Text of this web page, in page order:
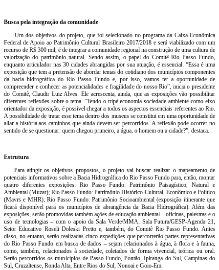
Busca pela integração da comunidade
Um dos objetivos do projeto, que foi selecionado no programa da Caixa Econômica
Federal de Apoio ao Patrimônio Cultural Brasileiro 2017/2018 e será viabilizado com um
recurso de R$ 300 mil, é de integrar a comunidade regional na construção de uma cultura de
valorização do patrimônio natural. Sendo assim, o papel do Comitê Rio Passo Fundo,
enquanto articulador nas 30 cidades abrangidas por sua atuação, é essencial. “Essa é uma
exposição que tem a pretensão de abordar temas do cotidiano dos municípios componentes
da bacia hidrográfica do Rio Passo Fundo e, por isso, vamos ter a oportunidade de
compreender e conhecer as potencialidades e fragilidade do nosso Rio”, inicia o presidente
do Comitê, Claudir Luiz Alves. Ele acrescenta, ainda, que as exposições vão possibilitar
diferentes reflexões sobre o tema. “Tendo o tripé economia-sociedade-ambiente como eixo
orientador da exposição, é possível chegar a todos os aspectos essenciais referentes ao Rio.
A possibilidade de tratar esse tema dentro dos museus se constitui em uma oportunidade de
aliar a história aos caminhos que ainda devem ser percorridos. A reflexão pode ocorrer no
sentido de se questionar: quem chegou primeiro, a água, o homem ou a cidade?”, destaca.
Estrutura
Para atingir os objetivos propostos, o projeto vai buscar realizar o mapeamento de
potenciais informativos sobre a Bacia Hidrográfica do Rio Passo Fundo para, então, montar
quatro diferentes exposições: Rio Passo Fundo: Patrimônio Paisagístico, Natural e
Ambiental (Muzar); Rio Passo Fundo: Patrimônio Histórico-Cultural, Econômico e Político
(Mavrs e MHR); Rio Passo Fundo: Patrimônio Socioambiental (exposição itinerante que
ficará disponível para os municípios de abrangência da Bacia Hidrográfica). Além das
exposições, serão promovidas também ações de educação ambiental – oficinas, palestras e o
uso de tecnologias – com o apoio da Sala Verde/MMA, Sala Futura/GESP-Agenda 21,
Setor Educativo Roseli Doleski Pretto e, também, do Comitê Rio Passo Fundo. Antes
disso, no entanto, serão realizadas cinco expedições que percorrerão partes representativas
do Rio Passo Fundo em busca de dados – sejam relacionados à água, à flora e à fauna,
como, também, relacionados à sociedade, coletados de forma vivencial, teórica ou oral.
Serão percorridos os municípios de Passo Fundo, Pontão, Ipiranga do Sul, Campinas do
Sul, Cruzaltense, Ronda Alta, Entre Rios do Sul, Nonoai e Goio-Em.